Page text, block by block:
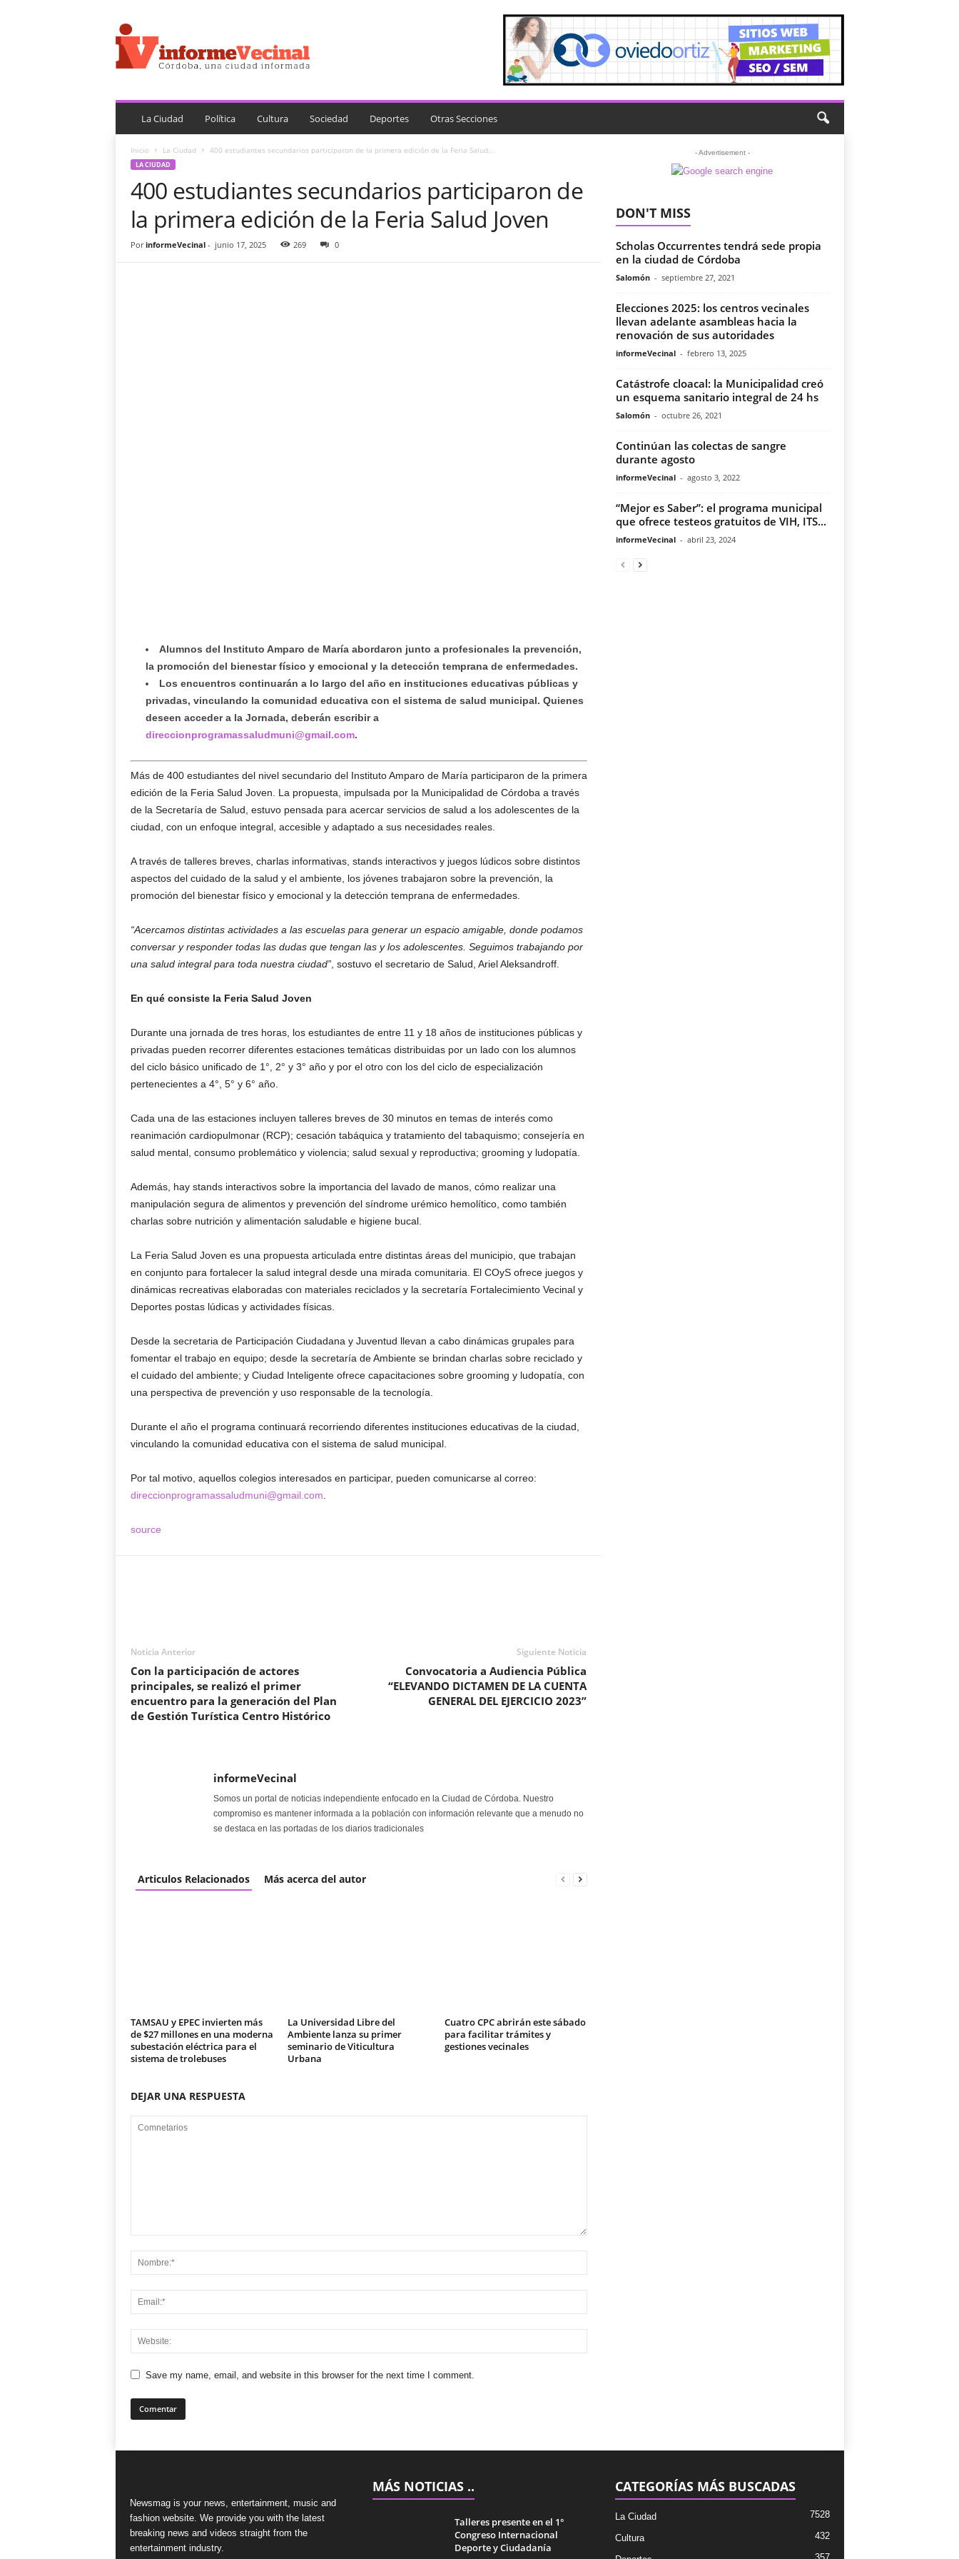
n
f
o
e
e
La Ciudad Política Cultura Sociedad Deportes Otras Secciones
Inicio La Ciudad 400 estudiantes secundarios participaron de la primera edición de la Feria Salud...
LA CIUDAD
400 estudiantes secundarios participaron de
la primera edición de la Feria Salud Joven
Por informeVecinal- junio 17, 2025 269 0
Alumnos del Instituto Amparo de María abordaron junto a profesionales la prevención,
la promoción del bienestar físico y emocional y la detección temprana de enfermedades.
Los encuentros continuarán a lo largo del año en instituciones educativas públicas y
privadas, vinculando la comunidad educativa con el sistema de salud municipal. Quienes
deseen acceder a la Jornada, deberán escribir a
direccionprogramassaludmuni@gmail.com.
Más de 400 estudiantes del nivel secundario del Instituto Amparo de María participaron de la primera
edición de la Feria Salud Joven. La propuesta, impulsada por la Municipalidad de Córdoba a través
de la Secretaría de Salud, estuvo pensada para acercar servicios de salud a los adolescentes de la
ciudad, con un enfoque integral, accesible y adaptado a sus necesidades reales.
A través de talleres breves, charlas informativas, stands interactivos y juegos lúdicos sobre distintos
aspectos del cuidado de la salud y el ambiente, los jóvenes trabajaron sobre la prevención, la
promoción del bienestar físico y emocional y la detección temprana de enfermedades.
“Acercamos distintas actividades a las escuelas para generar un espacio amigable, donde podamos
conversar y responder todas las dudas que tengan las y los adolescentes. Seguimos trabajando por
una salud integral para toda nuestra ciudad”, sostuvo el secretario de Salud, Ariel Aleksandroff.
En qué consiste la Feria Salud Joven
Durante una jornada de tres horas, los estudiantes de entre 11 y 18 años de instituciones públicas y
privadas pueden recorrer diferentes estaciones temáticas distribuidas por un lado con los alumnos
del ciclo básico unificado de 1°, 2° y 3° año y por el otro con los del ciclo de especialización
pertenecientes a 4°, 5° y 6° año.
Cada una de las estaciones incluyen talleres breves de 30 minutos en temas de interés como
reanimación cardiopulmonar (RCP); cesación tabáquica y tratamiento del tabaquismo; consejería en
salud mental, consumo problemático y violencia; salud sexual y reproductiva; grooming y ludopatía.
Además, hay stands interactivos sobre la importancia del lavado de manos, cómo realizar una
manipulación segura de alimentos y prevención del síndrome urémico hemolítico, como también
charlas sobre nutrición y alimentación saludable e higiene bucal.
La Feria Salud Joven es una propuesta articulada entre distintas áreas del municipio, que trabajan
en conjunto para fortalecer la salud integral desde una mirada comunitaria. El COyS ofrece juegos y
dinámicas recreativas elaboradas con materiales reciclados y la secretaría Fortalecimiento Vecinal y
Deportes postas lúdicas y actividades físicas.
Desde la secretaria de Participación Ciudadana y Juventud llevan a cabo dinámicas grupales para
fomentar el trabajo en equipo; desde la secretaría de Ambiente se brindan charlas sobre reciclado y
el cuidado del ambiente; y Ciudad Inteligente ofrece capacitaciones sobre grooming y ludopatía, con
una perspectiva de prevención y uso responsable de la tecnología.
Durante el año el programa continuará recorriendo diferentes instituciones educativas de la ciudad,
vinculando la comunidad educativa con el sistema de salud municipal.
Por tal motivo, aquellos colegios interesados en participar, pueden comunicarse al correo:
direccionprogramassaludmuni@gmail.com
source
Noticia Anterior
Con la participación de actores
principales, se realizó el primer
encuentro para la generación del Plan
de Gestión Turística Centro Histórico
Siguiente Noticia
Convocatoria a Audiencia Pública
“ELEVANDO DICTAMEN DE LA CUENTA
GENERAL DEL EJERCICIO 2023”
informeVecinal
Somos un portal de noticias independiente enfocado en la Ciudad de Córdoba. Nuestro
compromiso es mantener informada a la población con información relevante que a menudo no
se destaca en las portadas de los diarios tradicionales
Articulos Relacionados Más acerca del autor
TAMSAU y EPEC invierten más
de $27 millones en una moderna
subestación eléctrica para el
sistema de trolebuses
La Universidad Libre del
Ambiente lanza su primer
seminario de Viticultura
Urbana
Cuatro CPC abrirán este sábado
para facilitar trámites y
gestiones vecinales
DEJAR UNA RESPUESTA
Save my name, email, and website in this browser for the next time I comment.
- Advertisement -
DON'T MISS
Scholas Occurrentes tendrá sede propia
en la ciudad de Córdoba
Salomón - septiembre 27, 2021
Elecciones 2025: los centros vecinales
llevan adelante asambleas hacia la
renovación de sus autoridades
informeVecinal - febrero 13, 2025
Catástrofe cloacal: la Municipalidad creó
un esquema sanitario integral de 24 hs
Salomón - octubre 26, 2021
Continúan las colectas de sangre
durante agosto
informeVecinal - agosto 3, 2022
“Mejor es Saber”: el programa municipal
que ofrece testeos gratuitos de VIH, ITS...
informeVecinal - abril 23, 2024
Newsmag is your news, entertainment, music and
fashion website. We provide you with the latest
breaking news and videos straight from the
entertainment industry.
MÁS NOTICIAS ..
Talleres presente en el 1°
Congreso Internacional
Deporte y Ciudadanía
CATEGORÍAS MÁS BUSCADAS
La Ciudad 7528
Cultura 432